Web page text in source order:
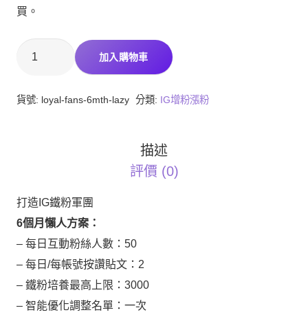
買。
加入購物車
貨號: loyal-fans-6mth-lazy 分類: IG增粉漲粉
描述
評價 (0)
打造IG鐵粉軍團
6個月懶人方案：
– 每日互動粉絲人數：50
– 每日/每帳號按讚貼文：2
– 鐵粉培養最高上限：3000
– 智能優化調整名單：一次